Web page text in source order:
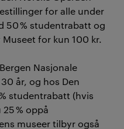
for alle under
50 % studentrabatt og
for kun 100 kr.
Nasjonale
år, og hos Den
studentrabatt (hvis
% oppå
museer tilbyr også